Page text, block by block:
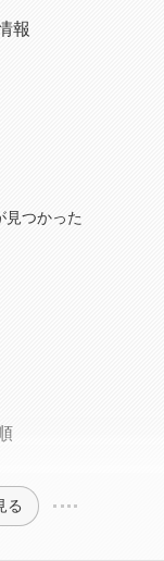
報
見つかった
る